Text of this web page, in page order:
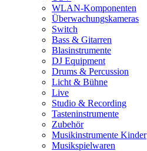
WLAN-Komponenten
Überwachungskameras
Switch
Bass & Gitarren
Blasinstrumente
DJ Equipment
Drums & Percussion
Licht & Bühne
Live
Studio & Recording
Tasteninstrumente
Zubehör
Musikinstrumente Kinder
Musikspielwaren